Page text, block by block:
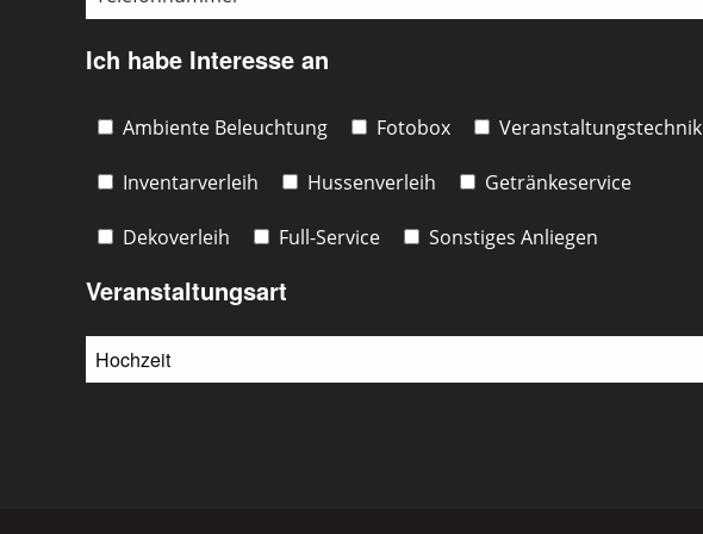
Ich habe Interesse an
Ambiente Beleuchtung Fotobox Veranstaltungstechnik
Inventarverleih Hussenverleih Getränkeservice
Dekoverleih Full-Service Sonstiges Anliegen
Veranstaltungsart